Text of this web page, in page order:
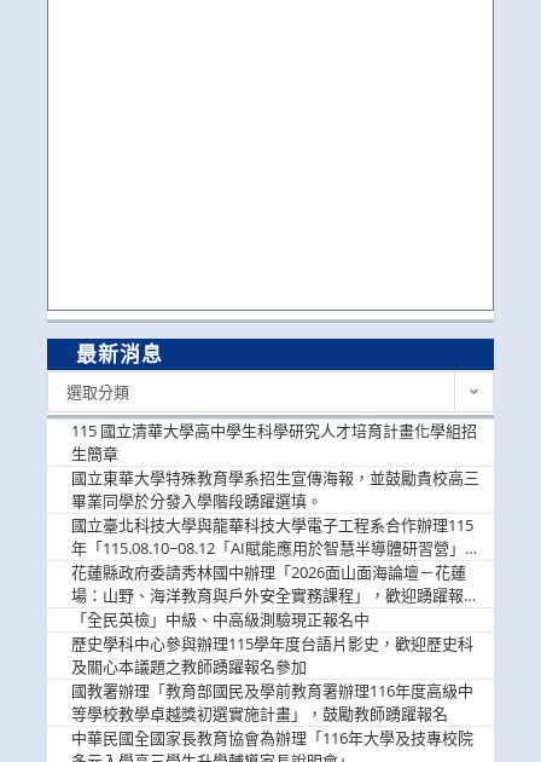
最新消息
選取分類
115 國立清華大學高中學生科學研究人才培育計畫化學組招
生簡章
國立東華大學特殊教育學系招生宣傳海報，並鼓勵貴校高三
畢業同學於分發入學階段踴躍選填。
國立臺北科技大學與龍華科技大學電子工程系合作辦理115
年「115.08.10~08.12「AI賦能應用於智慧半導體研習營」，
歡迎學生踴躍報名參加
花蓮縣政府委請秀林國中辦理「2026面山面海論壇－花蓮
場：山野、海洋教育與戶外安全實務課程」，歡迎踴躍報名
參加
「全民英檢」中級、中高級測驗現正報名中
歷史學科中心參與辦理115學年度台語片影史，歡迎歷史科
及關心本議題之教師踴躍報名參加
國教署辦理「教育部國民及學前教育署辦理116年度高級中
等學校教學卓越獎初選實施計畫」，鼓勵教師踴躍報名
中華民國全國家長教育協會為辦理「116年大學及技專校院